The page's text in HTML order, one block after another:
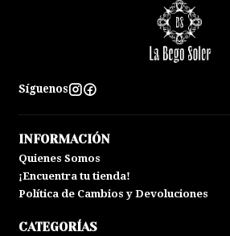
Síguenos
INFORMACIÓN
Quienes Somos
¡Encuentra tu tienda!
Política de Cambios y Devoluciones
CATEGORÍAS